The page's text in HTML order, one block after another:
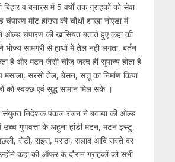
व बनारस में 5 वर्षों तक ग्राहकों को सेवा
मीट हाउस की चौथी शाखा नोएडा में
ओल्ड चंपारण की खासियत बताते हुए कहा की
सामग्री से हाथों में तेल नहीं लगता, बर्तन
है और मटन जैसी चीज़ जल्द ही सुपाच्य होता है
मसाला, सरसो तेल, बेसन, सत्तू का निर्माण किया
को स्वक्छ एवं सुद्ध सामान मिल सके ।
संयुक्त निदेशक पंकज रंजन ने बताया की ओल्ड
उच्च गुणवत्ता के अहुना हांडी मटन, मटन इस्टु,
रोटी, राइस, पराठा, सलाद आदि सस्ते दर
कहा की ऑफर के दौरान ग्राहकों को सभी